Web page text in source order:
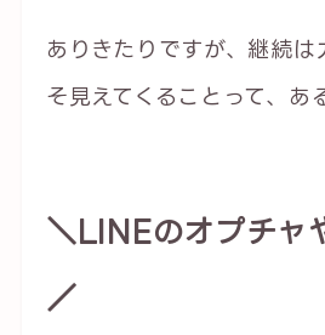
ありきたりですが、継続は
そ見えてくることって、あ
＼LINEのオプチャ
／